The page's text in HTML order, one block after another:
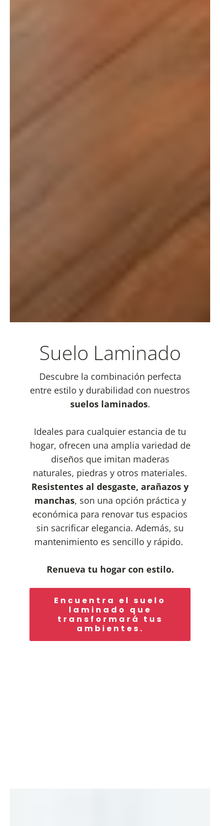
Suelo Laminado
Descubre la combinación perfecta
entre estilo y durabilidad con nuestros
suelos laminados.
Ideales para cualquier estancia de tu
hogar, ofrecen una amplia variedad de
diseños que imitan maderas
naturales, piedras y otros materiales.
Resistentes al desgaste, arañazos y
manchas, son una opción práctica y
económica para renovar tus espacios
sin sacrificar elegancia. Además, su
mantenimiento es sencillo y rápido.
Renueva tu hogar con estilo.
Encuentra el suelo
laminado que
transformará tus
ambientes.